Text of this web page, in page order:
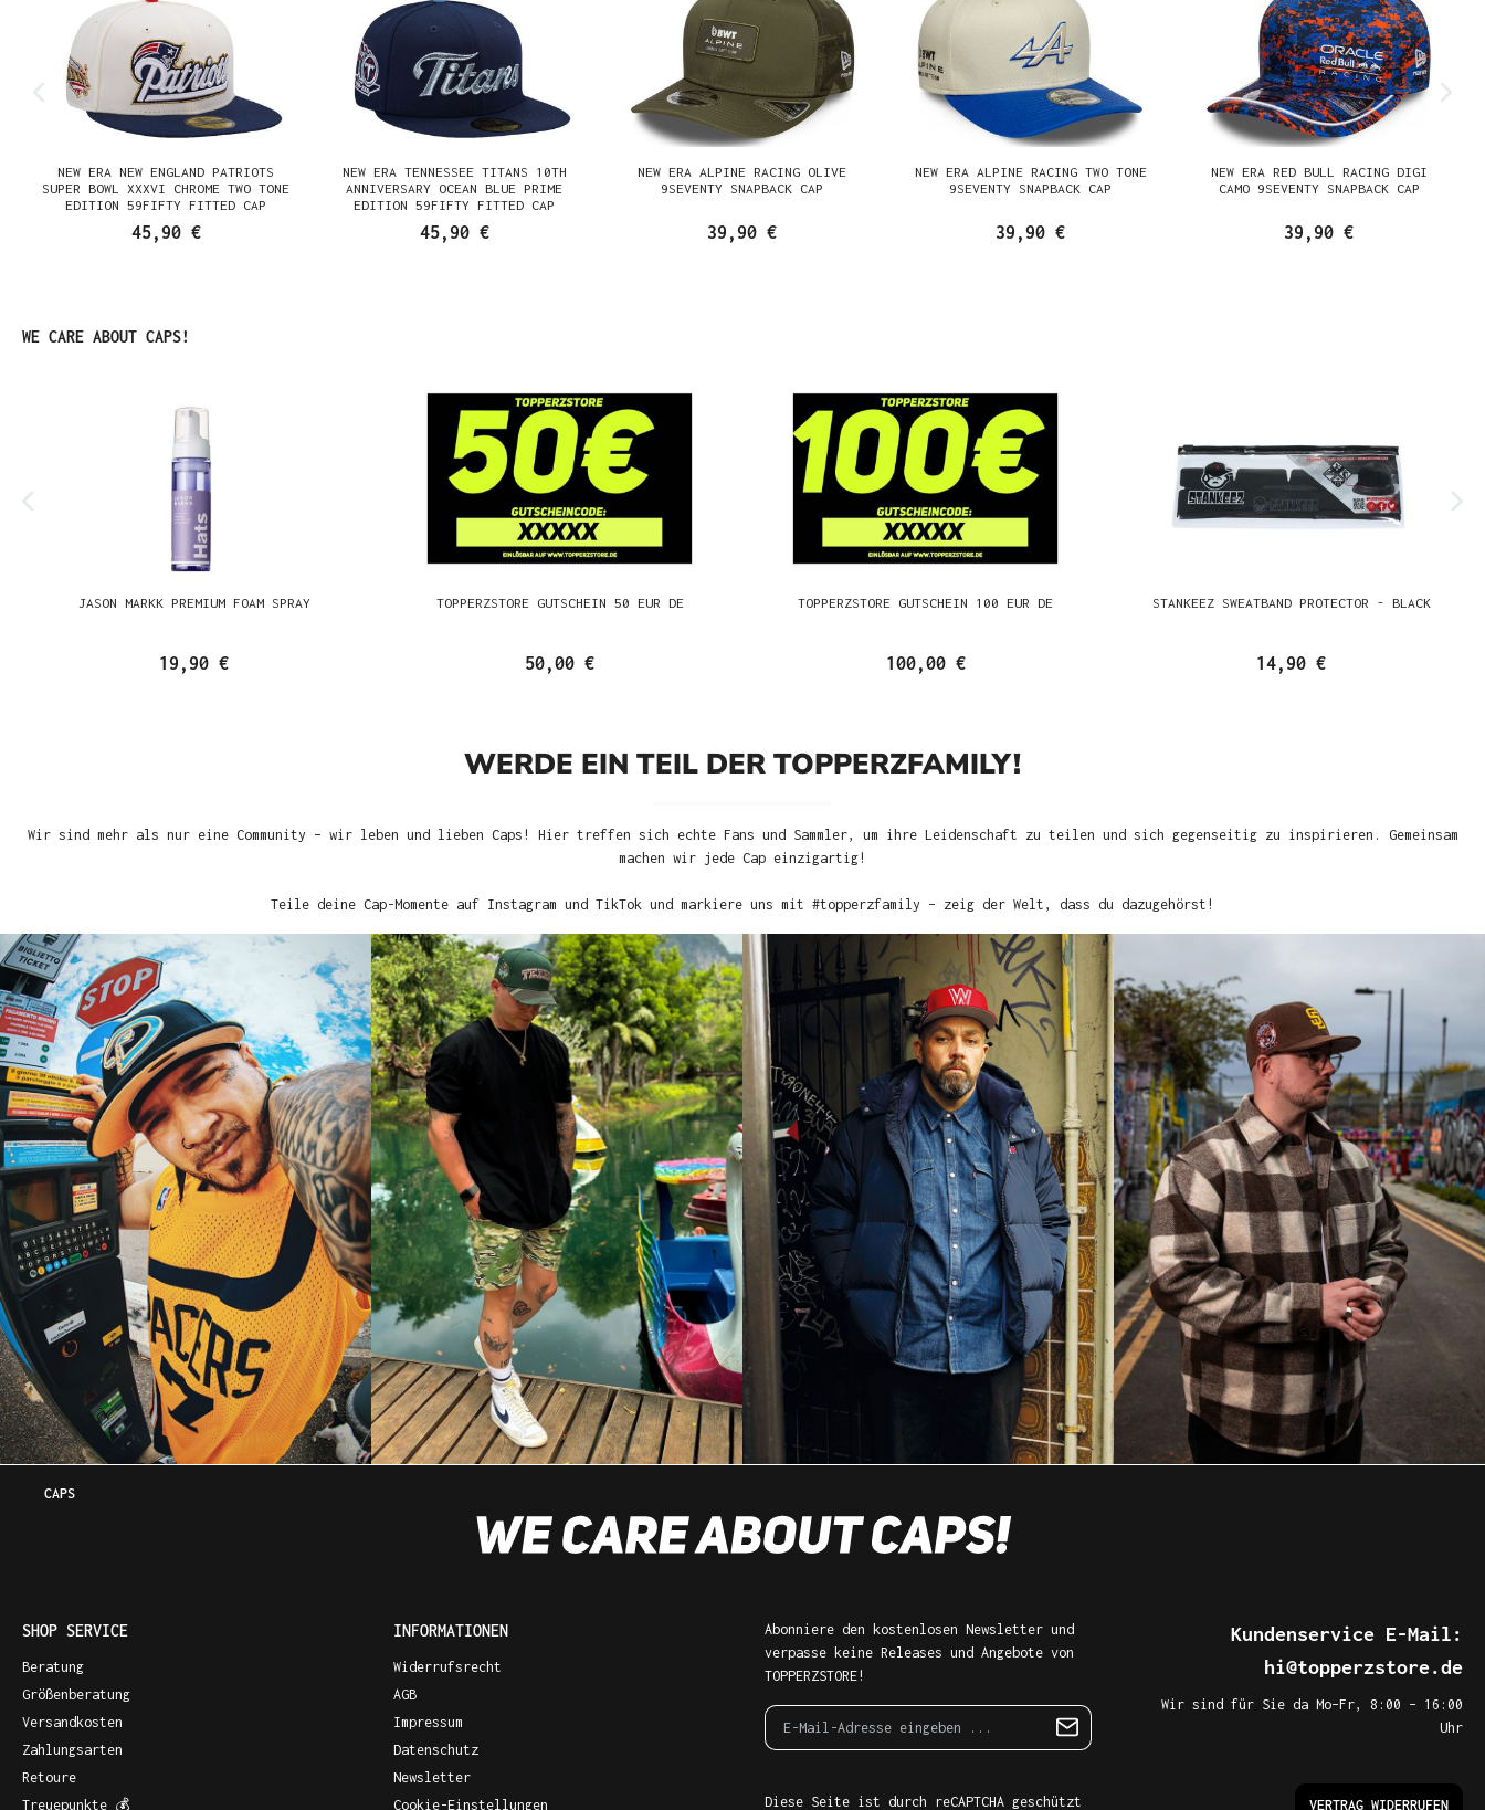
NEW ERA NEW ENGLAND PATRIOTS
SUPER BOWL XXXVI CHROME TWO TONE
EDITION 59FIFTY FITTED CAP
45,90 €
NEW ERA TENNESSEE TITANS 10TH
ANNIVERSARY OCEAN BLUE PRIME
EDITION 59FIFTY FITTED CAP
45,90 €
NEW ERA ALPINE RACING OLIVE
9SEVENTY SNAPBACK CAP
39,90 €
NEW ERA ALPINE RACING TWO TONE
9SEVENTY SNAPBACK CAP
39,90 €
NEW ERA RED BULL RACING DIGI
CAMO 9SEVENTY SNAPBACK CAP
39,90 €
Produktgalerie überspringen
WE CARE ABOUT CAPS!
JASON MARKK PREMIUM FOAM SPRAY
19,90 €
TOPPERZSTORE GUTSCHEIN 50 EUR DE
50,00 €
TOPPERZSTORE GUTSCHEIN 100 EUR DE
100,00 €
STANKEEZ SWEATBAND PROTECTOR - BLACK
14,90 €
WERDE EIN TEIL DER TOPPERZFAMILY!
Wir sind mehr als nur eine Community – wir leben und lieben Caps! Hier treffen sich echte Fans und Sammler, um ihre Leidenschaft zu teilen und sich gegenseitig zu inspirieren. Gemeinsam
machen wir jede Cap einzigartig!
Teile deine Cap-Momente auf Instagram und TikTok und markiere uns mit #topperzfamily – zeig der Welt, dass du dazugehörst!
CAPS
SHOP SERVICE
Beratung
Größenberatung
Versandkosten
Zahlungsarten
Retoure
Treuepunkte 💰
INFORMATIONEN
Widerrufsrecht
AGB
Impressum
Datenschutz
Newsletter
Cookie-Einstellungen
Abonniere den kostenlosen Newsletter und
verpasse keine Releases und Angebote von
TOPPERZSTORE!
Diese Seite ist durch reCAPTCHA geschützt
Kundenservice E-Mail:
hi@topperzstore.de
Wir sind für Sie da Mo–Fr, 8:00 – 16:00
Uhr
VERTRAG WIDERRUFEN